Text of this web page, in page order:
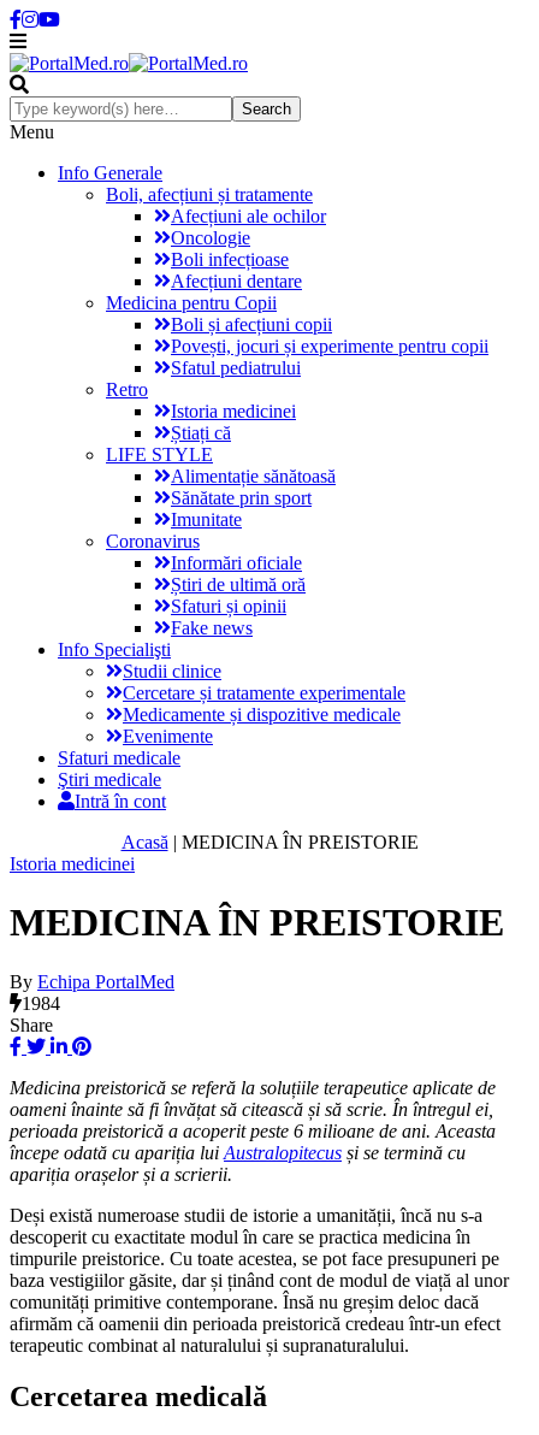
Menu
Info Generale
Boli, afecțiuni și tratamente
Afecțiuni ale ochilor
Oncologie
Boli infecțioase
Afecțiuni dentare
Medicina pentru Copii
Boli și afecțiuni copii
Povești, jocuri și experimente pentru copii
Sfatul pediatrului
Retro
Istoria medicinei
Știați că
LIFE STYLE
Alimentație sănătoasă
Sănătate prin sport
Imunitate
Coronavirus
Informări oficiale
Știri de ultimă oră
Sfaturi și opinii
Fake news
Info Specialişti
Studii clinice
Cercetare și tratamente experimentale
Medicamente și dispozitive medicale
Evenimente
Sfaturi medicale
Ştiri medicale
Intră în cont
Acasă | MEDICINA ÎN PREISTORIE
Istoria medicinei
MEDICINA ÎN PREISTORIE
By Echipa PortalMed
1984
Share
Medicina preistorică se referă la soluțiile terapeutice aplicate de
oameni înainte să fi învățat să citească și să scrie. În întregul ei,
perioada preistorică a acoperit peste 6 milioane de ani. Aceasta
începe odată cu apariția lui Australopitecus și se termină cu
apariția orașelor și a scrierii.
Deși există numeroase studii de istorie a umanității, încă nu s-a
descoperit cu exactitate modul în care se practica medicina în
timpurile preistorice. Cu toate acestea, se pot face presupuneri pe
baza vestigiilor găsite, dar și ținând cont de modul de viață al unor
comunități primitive contemporane. Însă nu greșim deloc dacă
afirmăm că oamenii din perioada preistorică credeau într-un efect
terapeutic combinat al naturalului și supranaturalului.
Cercetarea medicală